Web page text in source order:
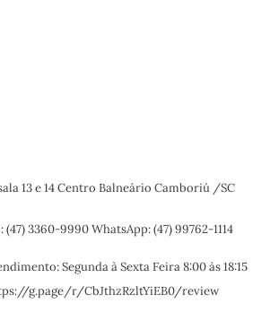
13 e 14 Centro Balneário Camboriú /SC
3360-9990 WhatsApp: (47) 99762-1114
Segunda à Sexta Feira 8:00 às 18:15
g.page/r/CbJthzRzltYiEB0/review